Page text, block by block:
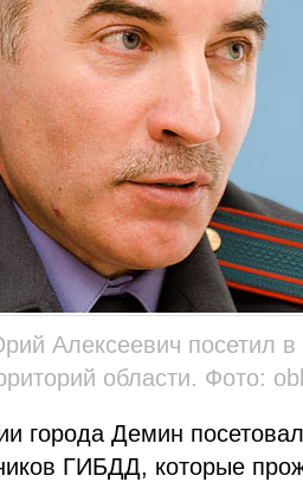
Алексеевич посетил в
области. Фото:
города Демин
ГИБДД, которые